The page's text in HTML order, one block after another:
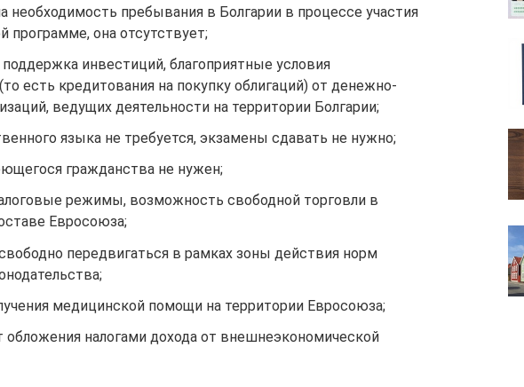
необходимость пребывания в Болгарии в процессе участия
программе, она отсутствует;
поддержка инвестиций, благоприятные условия
есть кредитования на покупку облигаций) от денежно-
ведущих деятельности на территории Болгарии;
языка не требуется, экзамены сдавать не нужно;
гражданства не нужен;
режимы, возможность свободной торговли в
Евросоюза;
передвигаться в рамках зоны действия норм
медицинской помощи на территории Евросоюза;
налогами дохода от внешнеэкономической